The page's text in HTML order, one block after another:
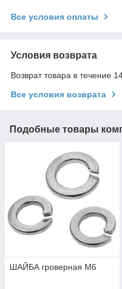
Все условия оплаты
Условия возврата
Возврат товара в течение
Все условия возврата
Подобные товары
ШАЙБА гроверная М6